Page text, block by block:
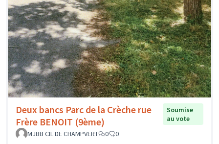
Deux bancs Parc de la Crèche rue
Frère BENOIT (9ème)
Soumise
au vote
MJBB CIL DE CHAMPVERT
0 0